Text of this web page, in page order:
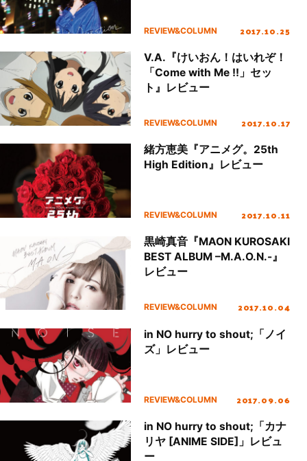
REVIEW&COLUMN 2017.10.25
V.A.『けいおん！はいれぞ！
「Come with Me !!」セッ
ト』レビュー
REVIEW&COLUMN 2017.10.17
緒方恵美『アニメグ。25th
High Edition』レビュー
REVIEW&COLUMN 2017.10.11
黒崎真音『MAON KUROSAKI
BEST ALBUM –M.A.O.N.-』
レビュー
REVIEW&COLUMN 2017.10.04
in NO hurry to shout;「ノイ
ズ」レビュー
REVIEW&COLUMN 2017.09.06
in NO hurry to shout;「カナ
リヤ [ANIME SIDE]」レビュ
ー